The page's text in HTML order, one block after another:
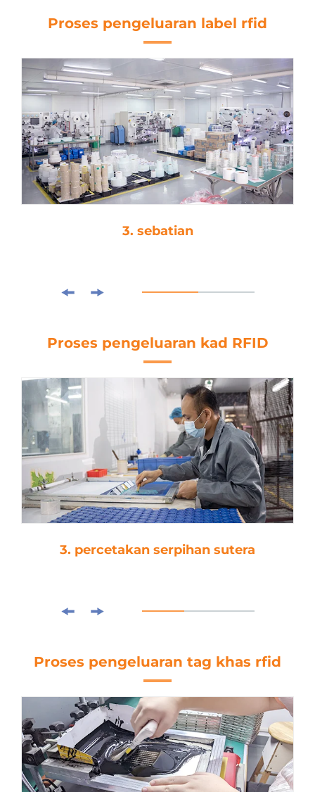
Proses pengeluaran label rfid
3. sebatian
Proses pengeluaran kad RFID
3. percetakan serpihan sutera
Proses pengeluaran tag khas rfid